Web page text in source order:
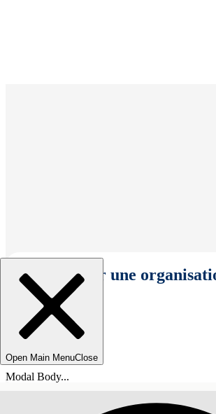
Sélectionner une
Open Main MenuClose
Modal Body...